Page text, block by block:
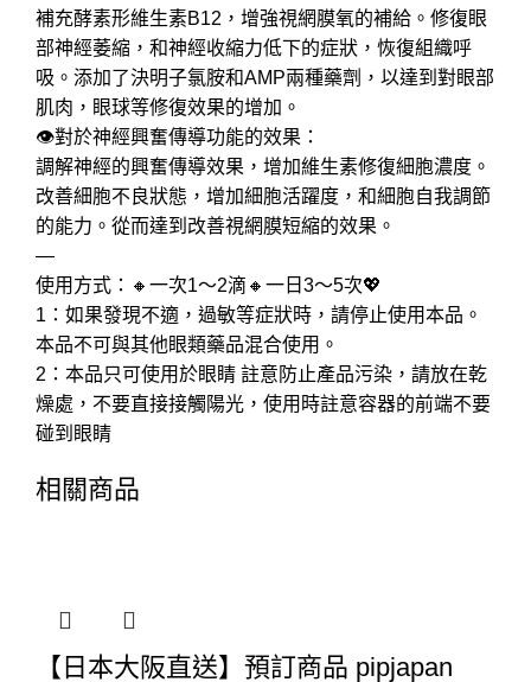
補充酵素形維生素B12，增強視網膜氧的補給。修復眼
部神經萎縮，和神經收縮力低下的症狀，恢復組織呼
吸。添加了決明子氯胺和AMP兩種藥劑，以達到對眼部
肌肉，眼球等修復效果的增加。
👁️對於神經興奮傳導功能的效果：
調解神經的興奮傳導效果，增加維生素修復細胞濃度。
改善細胞不良狀態，增加細胞活躍度，和細胞自我調節
的能力。從而達到改善視網膜短縮的效果。
—
使用方式：🔸一次1～2滴🔸一日3～5次💖
1：如果發現不適，過敏等症狀時，請停止使用本品。
本品不可與其他眼類藥品混合使用。
2：本品只可使用於眼睛 註意防止產品污染，請放在乾
燥處，不要直接接觸陽光，使用時註意容器的前端不要
碰到眼睛
相關商品
【日本大阪直送】預訂商品 pipjapan